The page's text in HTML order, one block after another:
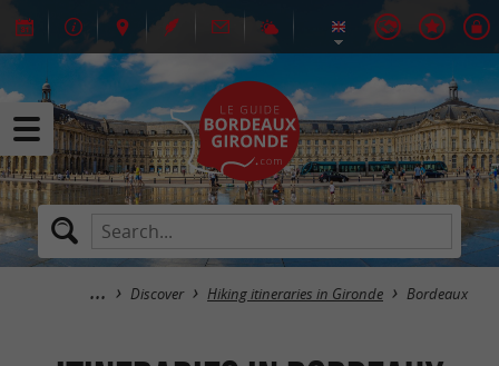
Discover Hiking itineraries in Gironde Bordeaux